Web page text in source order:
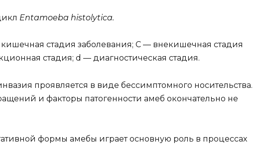
Entamoeba histolytica.
стадия заболевания; С — внекишечная стадия
стадия; d — диагностическая стадия.
проявляется в виде бессимптомного носительства.
и факторы патогенности амеб окончательно не
формы амебы играет основную роль в процессах